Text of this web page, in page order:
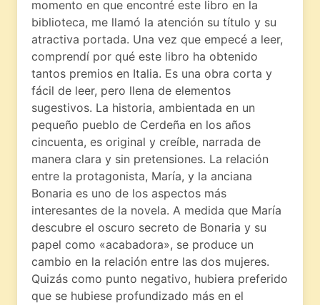
momento en que encontré este libro en la
biblioteca, me llamó la atención su título y su
atractiva portada. Una vez que empecé a leer,
comprendí por qué este libro ha obtenido
tantos premios en Italia. Es una obra corta y
fácil de leer, pero llena de elementos
sugestivos. La historia, ambientada en un
pequeño pueblo de Cerdeña en los años
cincuenta, es original y creíble, narrada de
manera clara y sin pretensiones. La relación
entre la protagonista, María, y la anciana
Bonaria es uno de los aspectos más
interesantes de la novela. A medida que María
descubre el oscuro secreto de Bonaria y su
papel como «acabadora», se produce un
cambio en la relación entre las dos mujeres.
Quizás como punto negativo, hubiera preferido
que se hubiese profundizado más en el